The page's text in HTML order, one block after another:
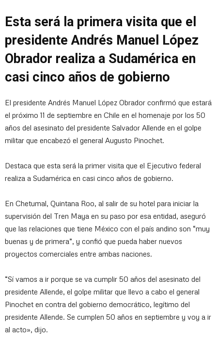
Esta será la primera visita que el
presidente Andrés Manuel López
Obrador realiza a Sudamérica en
casi cinco años de gobierno
El presidente Andrés Manuel López Obrador confirmó que estará
el próximo 11 de septiembre en Chile en el homenaje por los 50
años del asesinato del presidente Salvador Allende en el golpe
militar que encabezó el general Augusto Pinochet.
Destaca que esta será la primer visita que el Ejecutivo federal
realiza a Sudamérica en casi cinco años de gobierno.
En Chetumal, Quintana Roo, al salir de su hotel para iniciar la
supervisión del Tren Maya en su paso por esa entidad, aseguró
que las relaciones que tiene México con el país andino son “muy
buenas y de primera”, y confió que pueda haber nuevos
proyectos comerciales entre ambas naciones.
“Sí vamos a ir porque se va cumplir 50 años del asesinato del
presidente Allende, el golpe militar que llevo a cabo el general
Pinochet en contra del gobierno democrático, legítimo del
presidente Allende. Se cumplen 50 años en septiembre y voy a ir
al acto», dijo.